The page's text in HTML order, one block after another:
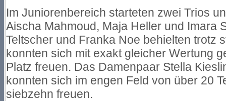
Im Juniorenbereich starteten zwei Trios
Aischa Mahmoud, Maja Heller und Imara
Teltscher und Franka Noe behielten trotz
konnten sich mit exakt gleicher Wertung
Platz freuen. Das Damenpaar Stella
konnten sich im engen Feld von über 20
siebzehn freuen.